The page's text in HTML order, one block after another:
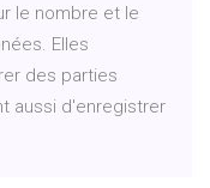
le nombre et le
Elles
des parties
aussi d'enregistrer